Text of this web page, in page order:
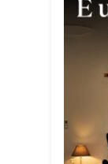
Tra le